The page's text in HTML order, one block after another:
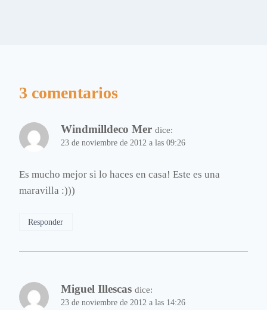
3 comentarios
Windmilldeco Mer dice:
23 de noviembre de 2012 a las 09:26
Es mucho mejor si lo haces en casa! Este es una
maravilla :)))
Responder
Miguel Illescas dice:
23 de noviembre de 2012 a las 14:26